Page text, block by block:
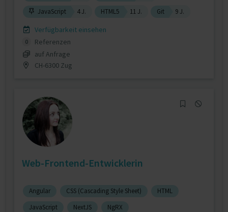
JavaScript
4 J. HTML5 11 J. Git 9 J.
Verfügbarkeit einsehen
0
Referenzen
auf Anfrage
CH-6300 Zug
Web-Frontend-Entwicklerin
Angular CSS (Cascading Style Sheet)
HTML
JavaScript
NextJS NgRX